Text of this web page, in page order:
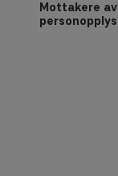
Mottakere av